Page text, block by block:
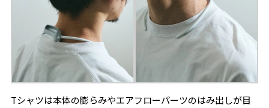
Tシャツは本体の膨らみやエアフローパーツのはみ出しが目